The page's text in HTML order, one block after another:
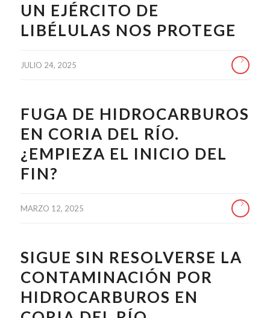
UN EJÉRCITO DE
LIBÉLULAS NOS PROTEGE
JULIO 24, 2025
FUGA DE HIDROCARBUROS
EN CORIA DEL RÍO.
¿EMPIEZA EL INICIO DEL
FIN?
MARZO 12, 2025
SIGUE SIN RESOLVERSE LA
CONTAMINACIÓN POR
HIDROCARBUROS EN